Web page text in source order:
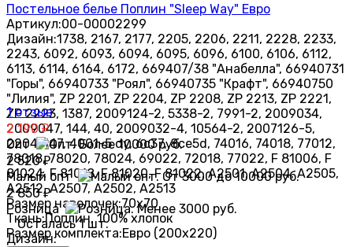
Постельное белье Поплин "Sleep Way" Евро
Артикул:00-00002299
Дизайн:1738, 2167, 2177, 2205, 2206, 2211, 2228, 2233,
2243, 6092, 6093, 6094, 6095, 6096, 6100, 6106, 6112,
6113, 6114, 6164, 6172, 669407/38 "Анабелла", 66940731
"Горы", 66940733 "Роял", 66940735 "Крафт", 66940750
"Лилия", ZP 2201, ZP 2204, ZP 2208, ZP 2213, ZP 2221,
ZP 2223, 1387, 2009124-2, 5338-2, 7991-2, 2009034,
2009047, 144, 40, 2009032-4, 10564-2, 2007126-5,
2204-147, 4001-5 dy, 6с37, 8се5d, 74016, 74018, 77012,
78018, 78020, 78024, 69022, 72018, 77022, F 81006, F
81024, F 81018, F 81020, F 81022, А2501, А2504, А2505,
А2512, А2507, А2502, А2513
Размер наволочек:70х70
Ткань:Поплин, 100% хлопок
Размер комплекта:Евро (200х220)
1 отзыв
2 190₽
Опт
2 520₽
Малый опт
2 850₽
Розница
Осталась 1 шт.
Дизайн: